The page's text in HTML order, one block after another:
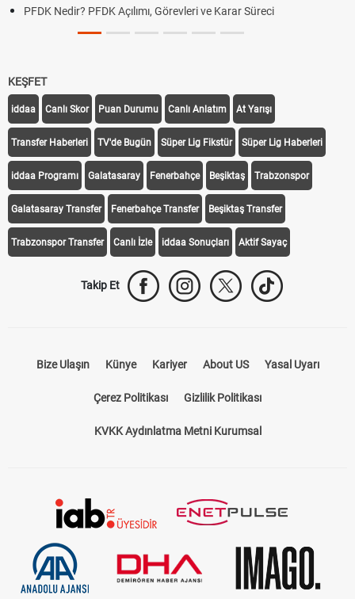
PFDK Nedir? PFDK Açılımı, Görevleri ve Karar Süreci
KEŞFET
iddaa Canlı Skor Puan Durumu Canlı Anlatım At Yarışı
Transfer Haberleri TV'de Bugün Süper Lig Fikstür Süper Lig Haberleri
iddaa Programı Galatasaray Fenerbahçe Beşiktaş Trabzonspor
Galatasaray Transfer Fenerbahçe Transfer Beşiktaş Transfer
Trabzonspor Transfer Canlı İzle iddaa Sonuçları Aktif Sayaç
Takip Et
Bize Ulaşın Künye Kariyer About US Yasal Uyarı
Çerez Politikası Gizlilik Politikası
KVKK Aydınlatma Metni Kurumsal